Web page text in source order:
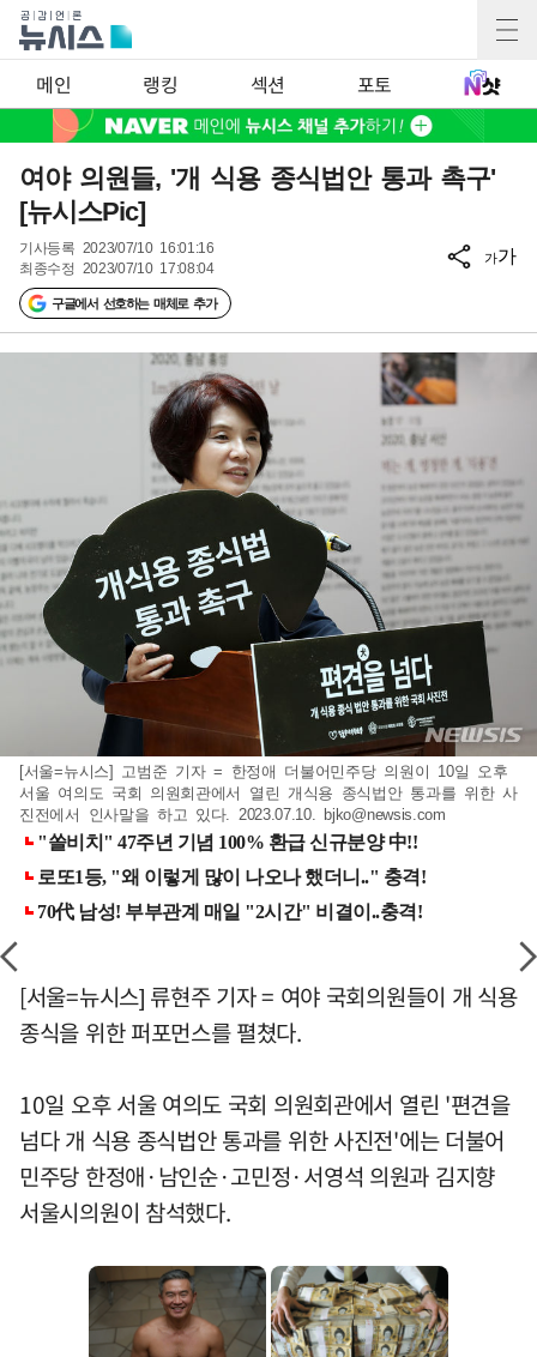
메인 랭킹 섹션 포토
여야 의원들, '개 식용 종식법안 통과 촉구'
[뉴시스Pic]
기사등록 2023/07/10 16:01:16
최종수정 2023/07/10 17:08:04
구글에서 선호하는 매체로 추가
가가
[서울=뉴시스] 고범준 기자 = 한정애 더불어민주당 의원이 10일 오후
서울 여의도 국회 의원회관에서 열린 개식용 종식법안 통과를 위한 사
진전에서 인사말을 하고 있다. 2023.07.10. bjko@newsis.com
[서울=뉴시스] 류현주 기자 = 여야 국회의원들이 개 식용
종식을 위한 퍼포먼스를 펼쳤다.
10일 오후 서울 여의도 국회 의원회관에서 열린 '편견을
넘다 개 식용 종식법안 통과를 위한 사진전'에는 더불어
민주당 한정애·남인순·고민정·서영석 의원과 김지향
서울시의원이 참석했다.